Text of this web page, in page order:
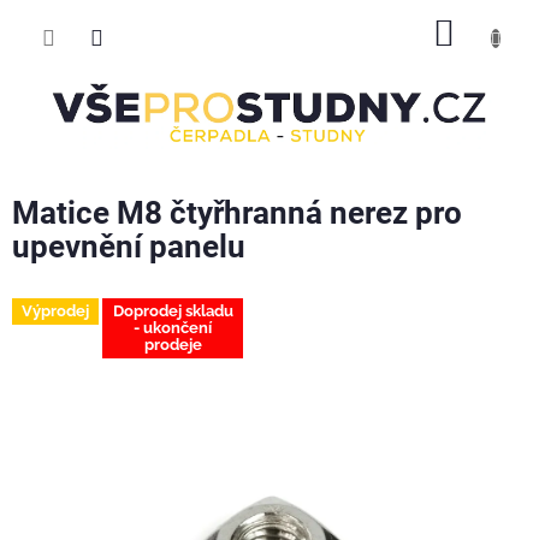
Matice M8 čtyřhranná nerez pro
upevnění panelu
Výprodej
Doprodej skladu
- ukončení
prodeje